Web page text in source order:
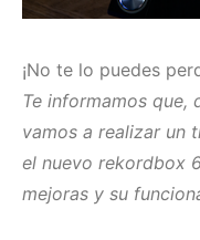
¡No te lo puedes
Te informamos que,
vamos a realizar un
el nuevo rekordbox
mejoras y su